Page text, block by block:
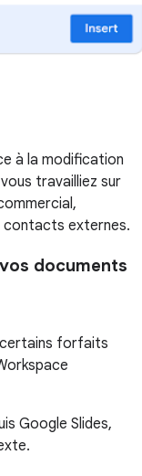
à la modification
travailliez sur
contacts externes.
documents
forfaits
Google Slides,